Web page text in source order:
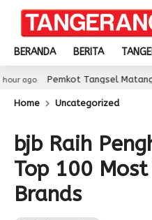
BERANDA BERITA
Tangsel Matangkan
Home Uncategorized
bjb Raih
Top 100
Brands